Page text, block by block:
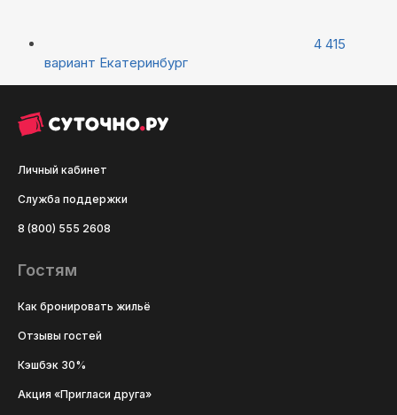
4 415
вариант Екатеринбург
Личный кабинет
Служба поддержки
8 (800) 555 2608
Гостям
Как бронировать жильё
Отзывы гостей
Кэшбэк 30%
Акция «Пригласи друга»